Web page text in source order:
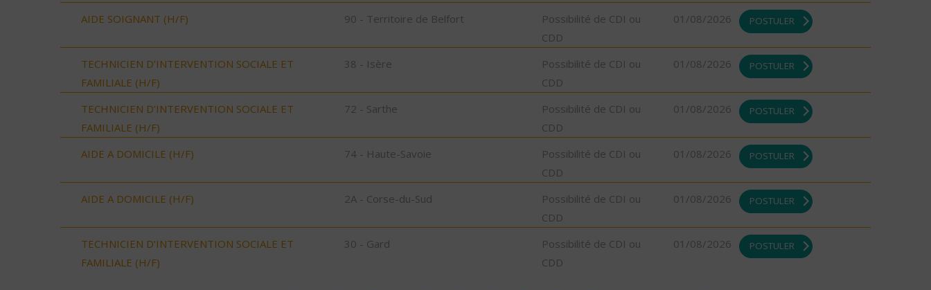
AIDE SOIGNANT (H/F) 90 - Territoire de Belfort
Possibilité de CDI ou
CDD
01/08/2026 POSTULER
TECHNICIEN D’INTERVENTION SOCIALE ET
FAMILIALE (H/F)
38 - Isère
Possibilité de CDI ou
CDD
01/08/2026 POSTULER
TECHNICIEN D’INTERVENTION SOCIALE ET
FAMILIALE (H/F)
72 - Sarthe
Possibilité de CDI ou
CDD
01/08/2026 POSTULER
AIDE A DOMICILE (H/F) 74 - Haute-Savoie
Possibilité de CDI ou
CDD
01/08/2026 POSTULER
AIDE A DOMICILE (H/F) 2A - Corse-du-Sud
Possibilité de CDI ou
CDD
01/08/2026 POSTULER
TECHNICIEN D’INTERVENTION SOCIALE ET
FAMILIALE (H/F)
30 - Gard
Possibilité de CDI ou
CDD
01/08/2026 POSTULER